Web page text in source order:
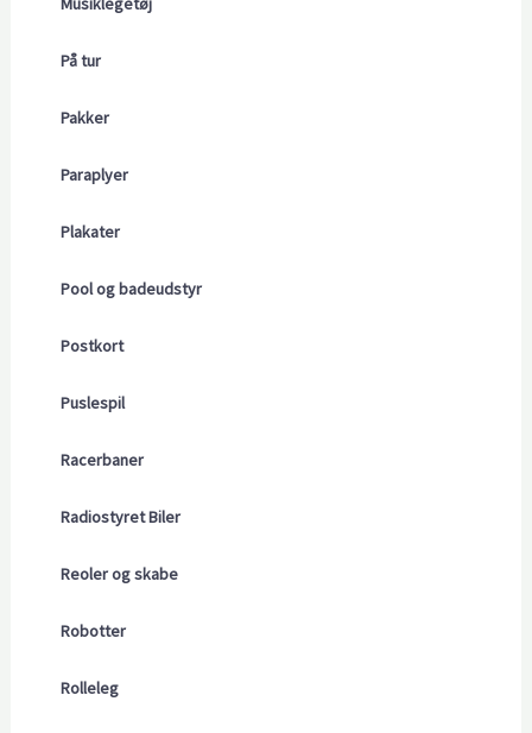
På tur
Pakker
Paraplyer
Plakater
Pool og badeudstyr
Postkort
Puslespil
Racerbaner
Radiostyret Biler
Reoler og skabe
Robotter
Rolleleg